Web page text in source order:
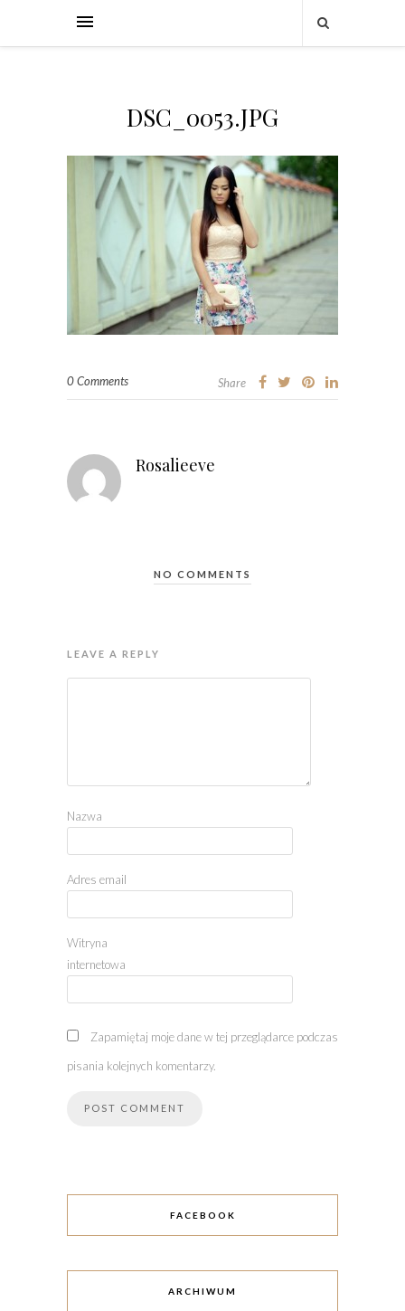
DSC_0053.JPG
0 Comments Share
Rosalieeve
NO COMMENTS
LEAVE A REPLY
Nazwa
Adres email
Witryna
internetowa
Zapamiętaj moje dane w tej przeglądarce podczas
pisania kolejnych komentarzy.
FACEBOOK
ARCHIWUM